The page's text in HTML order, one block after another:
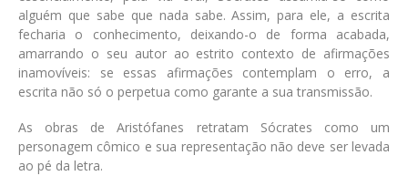
alguém que sabe que nada sabe. Assim, para ele, a escrita
fecharia o conhecimento, deixando-o de forma acabada,
amarrando o seu autor ao estrito contexto de afirmações
inamovíveis: se essas afirmações contemplam o erro, a
escrita não só o perpetua como garante a sua transmissão.
As obras de Aristófanes retratam Sócrates como um
personagem cômico e sua representação não deve ser levada
ao pé da letra.